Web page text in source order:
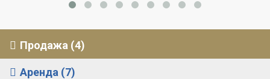
Продажа (4)
Аренда (7)